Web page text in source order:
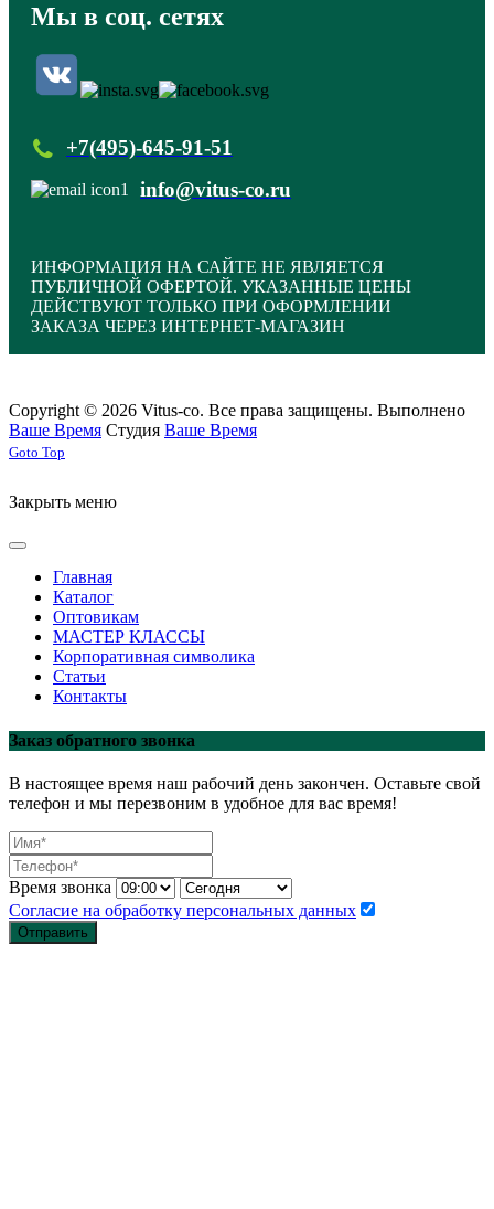
Мы в соц. сетях
+7(495)-645-91-51
info@vitus-co.ru
ИНФОРМАЦИЯ НА САЙТЕ НЕ ЯВЛЯЕТСЯ
ПУБЛИЧНОЙ ОФЕРТОЙ. УКАЗАННЫЕ ЦЕНЫ
ДЕЙСТВУЮТ ТОЛЬКО ПРИ ОФОРМЛЕНИИ
ЗАКАЗА ЧЕРЕЗ ИНТЕРНЕТ-МАГАЗИН
Copyright © 2026 Vitus-co. Все права защищены. Выполнено
Ваше Время Студия Ваше Время
Joomla! 3 Templates
Goto Top
Закрыть меню
Главная
Каталог
Оптовикам
МАСТЕР КЛАССЫ
Корпоративная символика
Статьи
Контакты
Заказ обратного звонка
В настоящее время наш рабочий день закончен. Оставьте свой
телефон и мы перезвоним в удобное для вас время!
Время звонка
Согласие на обработку персональных данных
Отправить